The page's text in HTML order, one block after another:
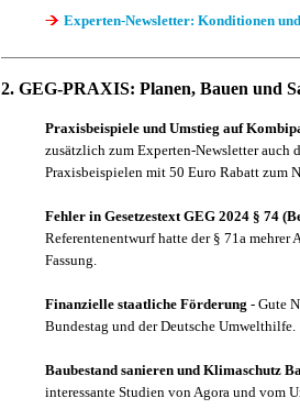
Experten-Newsletter: Konditionen
2. GEG-PRAXIS: Planen, Bauen und
Praxisbeispiele und Umstieg auf
zusätzlich zum Experten-Newsletter auch
Praxisbeispielen mit 50 Euro Rabatt zum
Fehler in Gesetzestext GEG 2024 § 74
Referentenentwurf hatte der § 71a mehrer
Fassung.
Finanzielle staatliche Förderung - Gute
Bundestag und der Deutsche Umwelthilfe.
Baubestand sanieren und Klimaschutz
interessante Studien von Agora und vom